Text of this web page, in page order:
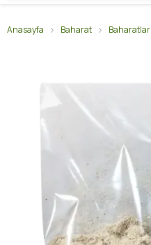
Anasayfa Baharat Baharatlar